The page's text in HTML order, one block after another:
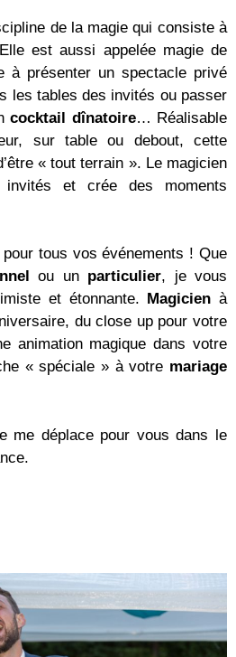
de la magie qui consiste à
est aussi appelée magie de
à présenter un spectacle privé
les tables des invités ou passer
cocktail dînatoire… Réalisable
sur table ou debout, cette
« tout terrain ». Le magicien
et crée des moments
tous vos événements ! Que
ou un particulier, je vous
et étonnante.
Magicien à
du close up pour votre
animation magique dans votre
« spéciale » à votre mariage
me déplace pour vous dans le